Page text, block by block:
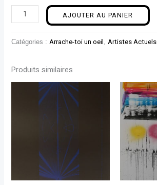
AJOUTER AU PANIER
Catégories : Arrache-toi un oeil Artistes Actuels
Produits similaires